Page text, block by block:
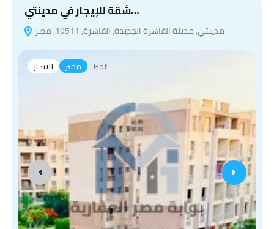
شقة للإيجار في مدينتي…
مدينتي, مدينة القاهرة الجديدة, القاهرة, 19511, مصر
للايجار مميز Hot